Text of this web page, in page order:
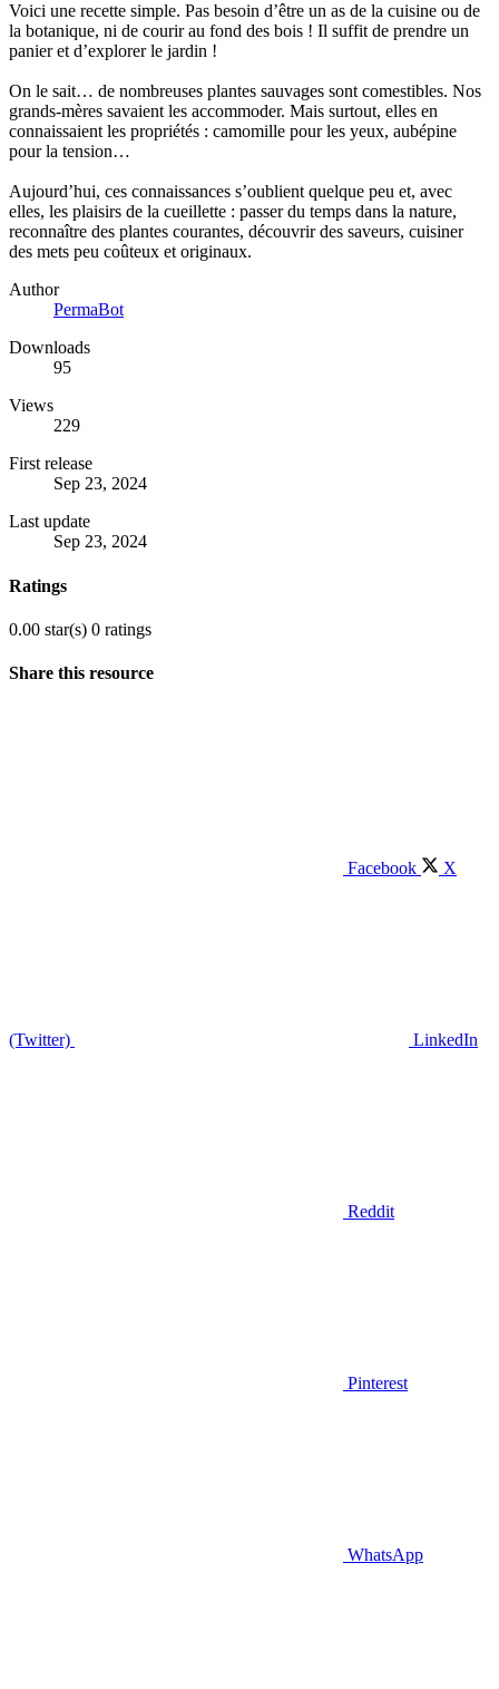
Voici une recette simple. Pas besoin d’être un as de la cuisine ou de
la botanique, ni de courir au fond des bois ! Il suffit de prendre un
panier et d’explorer le jardin !
On le sait… de nombreuses plantes sauvages sont comestibles. Nos
grands-mères savaient les accommoder. Mais surtout, elles en
connaissaient les propriétés : camomille pour les yeux, aubépine
pour la tension…
Aujourd’hui, ces connaissances s’oublient quelque peu et, avec
elles, les plaisirs de la cueillette : passer du temps dans la nature,
reconnaître des plantes courantes, découvrir des saveurs, cuisiner
des mets peu coûteux et originaux.
Author
PermaBot
Downloads
95
Views
229
First release
Sep 23, 2024
Last update
Sep 23, 2024
Ratings
0.00 star(s) 0 ratings
Share this resource
Facebook X
(Twitter) LinkedIn
Reddit
Pinterest
WhatsApp